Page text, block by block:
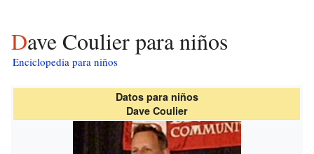
Dave Coulier para niños
Enciclopedia para niños
Datos para niños
Dave Coulier